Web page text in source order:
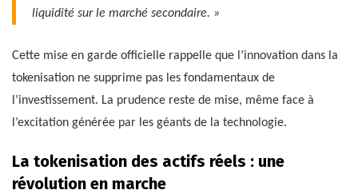
liquidité sur le marché secondaire. »
Cette mise en garde officielle rappelle que l’innovation dans la
tokenisation ne supprime pas les fondamentaux de
l’investissement. La prudence reste de mise, même face à
l’excitation générée par les géants de la technologie.
La tokenisation des actifs réels : une
révolution en marche